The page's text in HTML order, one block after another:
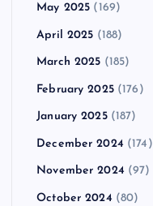
May 2025 (169)
April 2025 (188)
March 2025 (185)
February 2025(176)
January 2025(187)
December 2024 (174)
November 2024 (97)
October 2024 (80)